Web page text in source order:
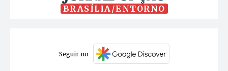
BRASÍLIA/ENTORNO
Seguir no